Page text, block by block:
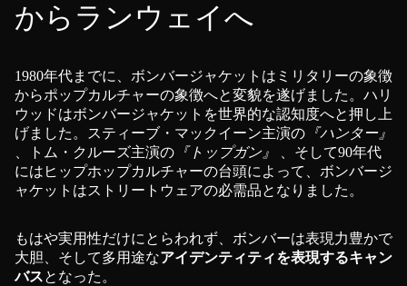
からランウェイへ
1980年代までに、ボンバージャケットはミリタリーの象徴
からポップカルチャーの象徴へと変貌を遂げました。ハリ
ウッドはボンバージャケットを世界的な認知度へと押し上
げました。スティーブ・マックイーン主演の 『ハンター』
、トム・クルーズ主演の 『トップガン』
、そして90年代
にはヒップホップカルチャーの台頭によって、ボンバージ
ャケットはストリートウェアの必需品となりました。
もはや実用性だけにとらわれず、ボンバーは表現力豊かで
大胆、そして多用途なアイデンティティを表現するキャン
バスとなった。